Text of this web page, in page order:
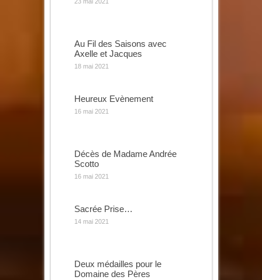
Au Fil des Saisons avec
Axelle et Jacques
18 mai 2021
Heureux Evènement
16 mai 2021
Décès de Madame Andrée
Scotto
16 mai 2021
Sacrée Prise…
14 mai 2021
Deux médailles pour le
Domaine des Pères